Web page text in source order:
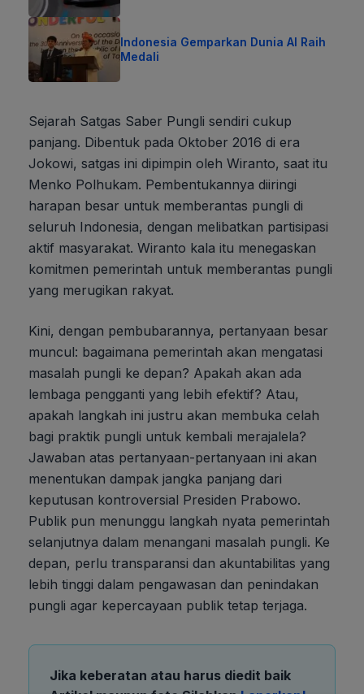
Indonesia Gemparkan Dunia AI Raih
Medali
Sejarah Satgas Saber Pungli sendiri cukup
panjang. Dibentuk pada Oktober 2016 di era
Jokowi, satgas ini dipimpin oleh Wiranto, saat itu
Menko Polhukam. Pembentukannya diiringi
harapan besar untuk memberantas pungli di
seluruh Indonesia, dengan melibatkan partisipasi
aktif masyarakat. Wiranto kala itu menegaskan
komitmen pemerintah untuk memberantas pungli
yang merugikan rakyat.
Kini, dengan pembubarannya, pertanyaan besar
muncul: bagaimana pemerintah akan mengatasi
masalah pungli ke depan? Apakah akan ada
lembaga pengganti yang lebih efektif? Atau,
apakah langkah ini justru akan membuka celah
bagi praktik pungli untuk kembali merajalela?
Jawaban atas pertanyaan-pertanyaan ini akan
menentukan dampak jangka panjang dari
keputusan kontroversial Presiden Prabowo.
Publik pun menunggu langkah nyata pemerintah
selanjutnya dalam menangani masalah pungli. Ke
depan, perlu transparansi dan akuntabilitas yang
lebih tinggi dalam pengawasan dan penindakan
pungli agar kepercayaan publik tetap terjaga.
Jika keberatan atau harus diedit baik